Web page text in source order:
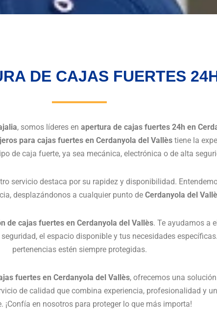
DE CAJAS FUERTES
, somos líderes en apertura de cajas fuertes 24h en
para cajas fuertes en Cerdanyola del Vallèstiene la
de caja fuerte, ya sea mecánica, electrónica o de alta
servicio destaca por su rapidez y disponibilidad.
desplazándonos a cualquier punto de Cerdanyola del
de cajas fuertes en Cerdanyola del Vallès. Te ayudamos a
el espacio disponible y tus necesidades
pertenencias estén siempre protegidas.
fuertes en Cerdanyola del Vallès, ofrecemos una
de calidad que combina experiencia, profesionalidad y
¡Confía en nosotros para proteger lo que más importa!